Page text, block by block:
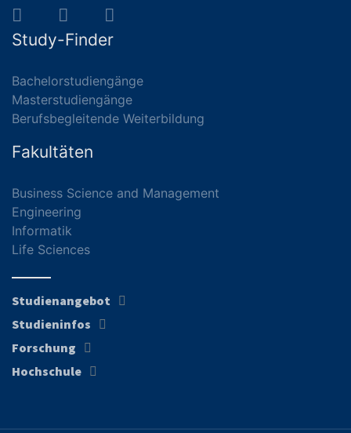
Study-Finder
Bachelorstudiengänge
Masterstudiengänge
Berufsbegleitende Weiterbildung
Fakultäten
Business Science and Management
Engineering
Informatik
Life Sciences
Studienangebot
Studieninfos
Forschung
Hochschule